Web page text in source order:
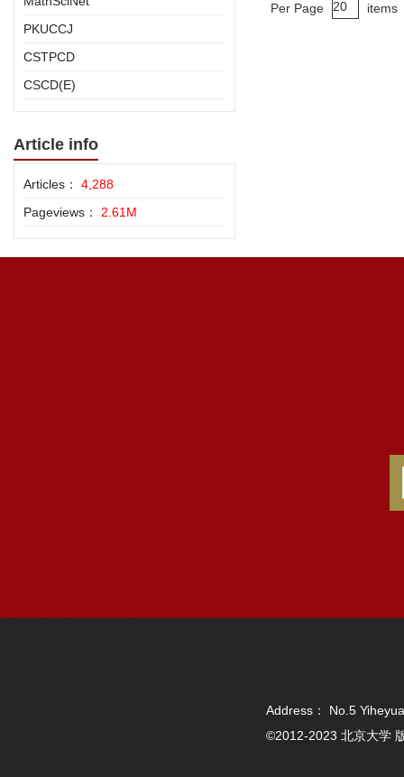
PKUCCJ
CSTPCD
CSCD(E)
Article info
Articles： 4,288
Pageviews： 2.61M
Per Page items
Address： No.5
©2012-2023 北京大学